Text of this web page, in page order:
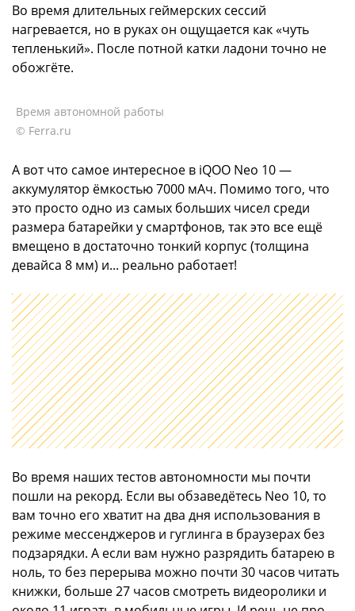
Во время длительных геймерских сессий
нагревается, но в руках он ощущается как «чуть
тепленький». После потной катки ладони точно не
обожгёте.
Время автономной работы
© Ferra.ru
А вот что самое интересное в iQOO Neo 10 —
аккумулятор ёмкостью 7000 мАч. Помимо того, что
это просто одно из самых больших чисел среди
размера батарейки у смартфонов, так это все ещё
вмещено в достаточно тонкий корпус (толщина
девайса 8 мм) и... реально работает!
Во время наших тестов автономности мы почти
пошли на рекорд. Если вы обзаведётесь Neo 10, то
вам точно его хватит на два дня использования в
режиме мессенджеров и гуглинга в браузерах без
подзарядки. А если вам нужно разрядить батарею в
ноль, то без перерыва можно почти 30 часов читать
книжки, больше 27 часов смотреть видеоролики и